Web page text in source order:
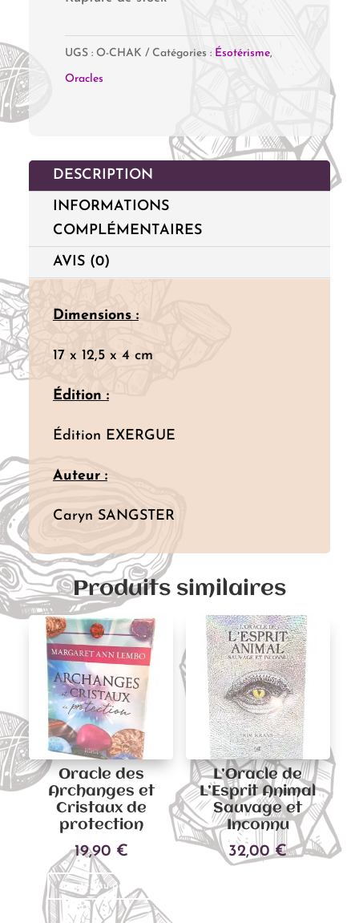
UGS : O-CHAK Catégories : Ésotérisme,
Oracles
DESCRIPTION
INFORMATIONS
COMPLÉMENTAIRES
AVIS (0)
Dimensions :
17 x 12,5 x 4 cm
Édition :
Édition EXERGUE
Auteur :
Caryn SANGSTER
Produits similaires
Oracle des
Archanges et
Cristaux de
protection
19,90 €
Ajouter au panier
L’Oracle de
L’Esprit Animal
Sauvage et
Inconnu
32,00€